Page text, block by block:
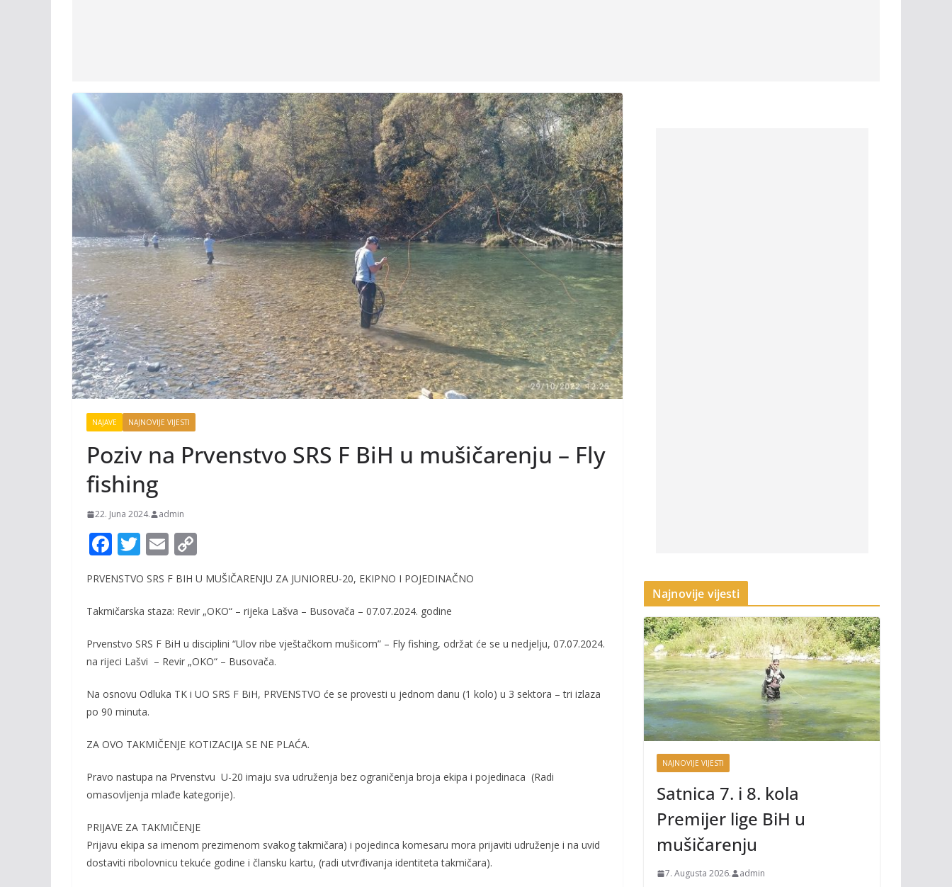
NAJAVE NAJNOVIJE VIJESTI
Poziv na Prvenstvo SRS F BiH u mušičarenju – Fly
fishing
22. Juna 2024. admin
F
e
b
o
o
T
itt
er
E
ai
l
p
y
Li
n
PRVENSTVO SRS F BIH U MUŠIČARENJU ZA JUNIOREU-20, EKIPNO I POJEDINAČNO
Takmičarska staza: Revir „OKO“ – rijeka Lašva – Busovača – 07.07.2024. godine
Prvenstvo SRS F BiH u disciplini “Ulov ribe vještačkom mušicom” – Fly fishing, održat će se u nedjelju, 07.07.2024.
na rijeci Lašvi – Revir „OKO“ – Busovača.
Na osnovu Odluka TK i UO SRS F BiH, PRVENSTVO će se provesti u jednom danu (1 kolo) u 3 sektora – tri izlaza
po 90 minuta.
ZA OVO TAKMIČENJE KOTIZACIJA SE NE PLAĆA.
Pravo nastupa na Prvenstvu U-20 imaju sva udruženja bez ograničenja broja ekipa i pojedinaca (Radi
omasovljenja mlađe kategorije).
PRIJAVE ZA TAKMIČENJE
Prijavu ekipa sa imenom prezimenom svakog takmičara) i pojedinca komesaru mora prijaviti udruženje i na uvid
dostaviti ribolovnicu tekuće godine i člansku kartu, (radi utvrđivanja identiteta takmičara).
Najnovije vijesti
NAJNOVIJE VIJESTI
Satnica 7. i 8. kola
Premijer lige BiH u
mušičarenju
7. Augusta 2026. admin